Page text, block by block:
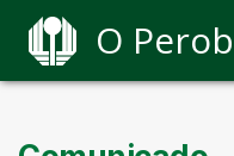
O